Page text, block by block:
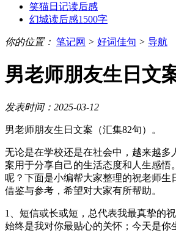
笑猫日记读后感
幻城读后感1500字
你的位置： 笔记网 > 好词佳句 > 导航
男老师朋友生日文
发表时间：2025-03-12
男老师朋友生日文案（汇集82句）。
无论是在学校还是在社会中，越来越多
案用于分享自己的生活态度和人生感悟
呢？下面是小编帮大家整理的祝老师生
借鉴与参考，希望对大家有所帮助。
1、短信或长或短，总代表我最真挚的
始终是我对你最贴心的关怀；今天是你